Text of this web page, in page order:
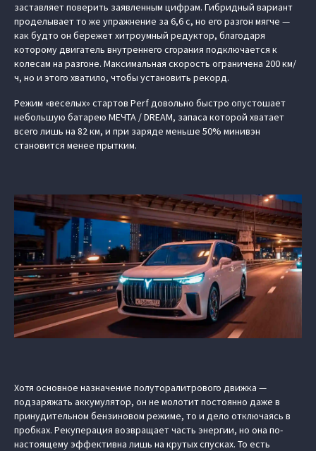
заставляет поверить заявленным цифрам. Гибридный вариант
проделывает то же упражнение за 6,6 с, но его разгон мягче —
как будто он бережет хитроумный редуктор, благодаря
которому двигатель внутреннего сгорания подключается к
колесам на разгоне. Максимальная скорость ограничена 200 км/
ч, но и этого хватило, чтобы установить рекорд.
Режим «веселых» стартов Perf довольно быстро опустошает
небольшую батарею МЕЧТА / DREAM, запаса которой хватает
всего лишь на 82 км, и при заряде меньше 50% минивэн
становится менее прытким.
Хотя основное назначение полуторалитрового движка —
подзаряжать аккумулятор, он не молотит постоянно даже в
принудительном бензиновом режиме, то и дело отключаясь в
пробках. Рекуперация возвращает часть энергии, но она по-
настоящему эффективна лишь на крутых спусках. То есть